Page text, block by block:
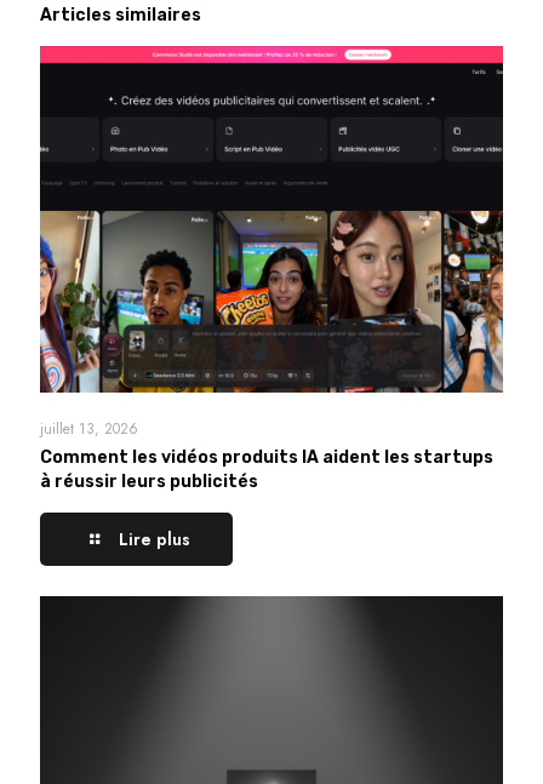
Articles similaires
juillet 13, 2026
Comment les vidéos produits IA aident les startups
à réussir leurs publicités
Lire plus